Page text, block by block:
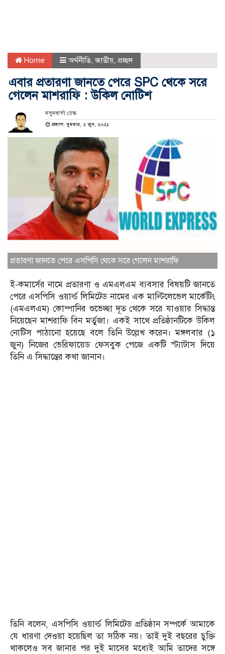
Home অর্থনীতি,জাতীয়, প্রচ্ছদ
এবার প্রতারণা জানতে পেরে SPC থেকে সরে
গেলেন মাশরাফি : উকিল নোটিশ
নতুনবার্তা ডেস্ক
প্রকাশ: বুধবার, ২ জুন, ২০২১
প্রতারণা জানতে পেরে এসপিসি থেকে সরে গেলেন মাশরাফি
ই-কমার্সের নামে প্রতারণা ও এমএলএম ব্যবসার বিষয়টি জানতে
পেরে এসপিসি ওয়ার্ল্ড লিমিটেড নামের এক মাল্টিলেভেল মার্কেটিং
(এমএলএম) কোম্পানির শুভেচ্ছা দূত থেকে সরে যাওয়ার সিদ্ধান্ত
নিয়েছেন মাশরাফি বিন মর্তুজা। একই সাথে প্রতিষ্ঠানটিকে উকিল
নোটিস পাঠানো হয়েছে বলে তিনি উল্লেখ করেন। মঙ্গলবার (১
জুন) নিজের ভেরিফায়েড ফেসবুক পেজে একটি স্ট্যাটাস দিয়ে
তিনি এ সিদ্ধান্তের কথা জানান।
তিনি বলেন, এসপিসি ওয়ার্ল্ড লিমিটেড প্রতিষ্ঠান সম্পর্কে আমাকে
যে ধারণা দেওয়া হয়েছিল তা সঠিক নয়। তাই দুই বছরের চুক্তি
থাকলেও সব জানার পর দুই মাসের মধ্যেই আমি তাদের সঙ্গে